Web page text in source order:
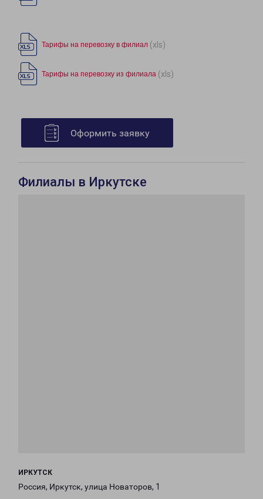
Тарифы на перевозку в филиал (xls)
Тарифы на перевозку из филиала (xls)
Оформить заявку
Филиалы в Иркутске
ИРКУТСК
Россия, Иркутск, улица Новаторов, 1